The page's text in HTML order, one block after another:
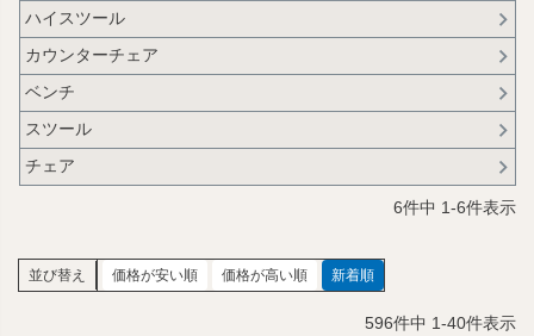
ハイスツール
カウンターチェア
ベンチ
スツール
チェア
6件中 1-6件表示
並び替え 価格が安い順 価格が高い順 新着順
596件中 1-40件表示